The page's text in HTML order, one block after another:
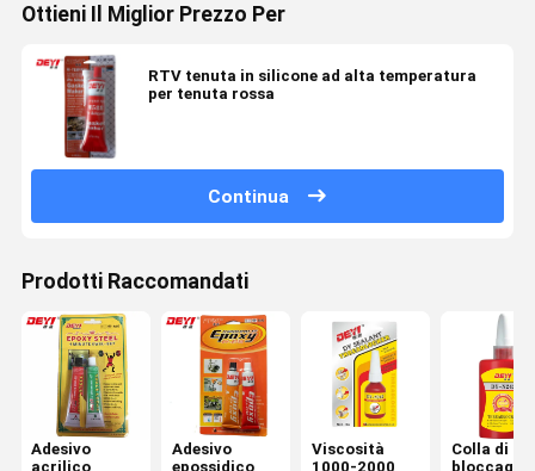
Ottieni Il Miglior Prezzo Per
RTV tenuta in silicone ad alta temperatura
per tenuta rossa
Continua
Prodotti Raccomandati
Adesivo
acrilico
Adesivo
epossidico
Viscosità
1000-2000
Colla di